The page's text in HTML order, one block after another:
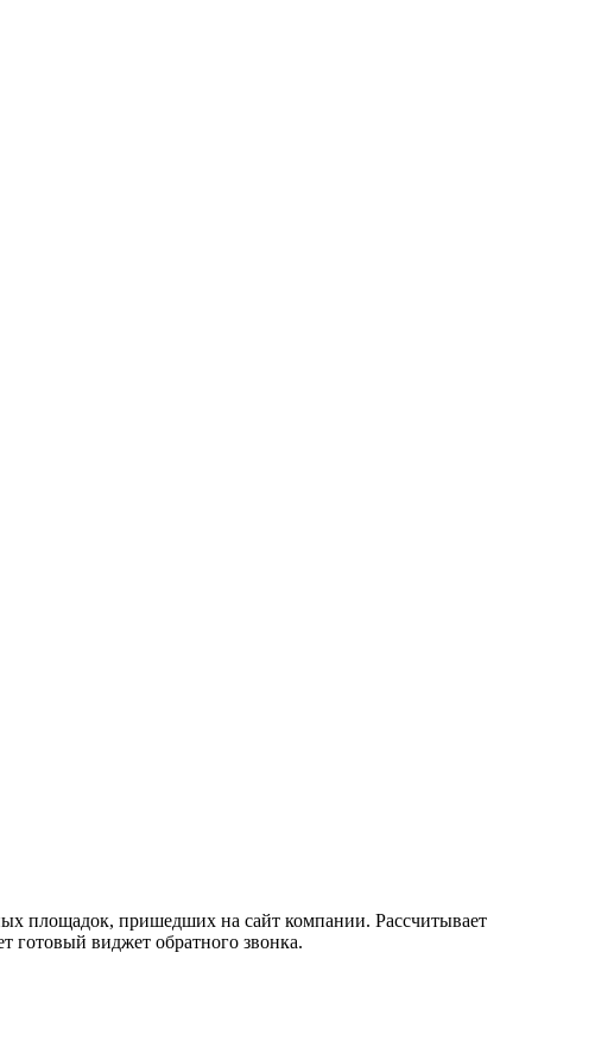
площадок, пришедших на сайт компании. Рассчитывает
готовый виджет обратного звонка.